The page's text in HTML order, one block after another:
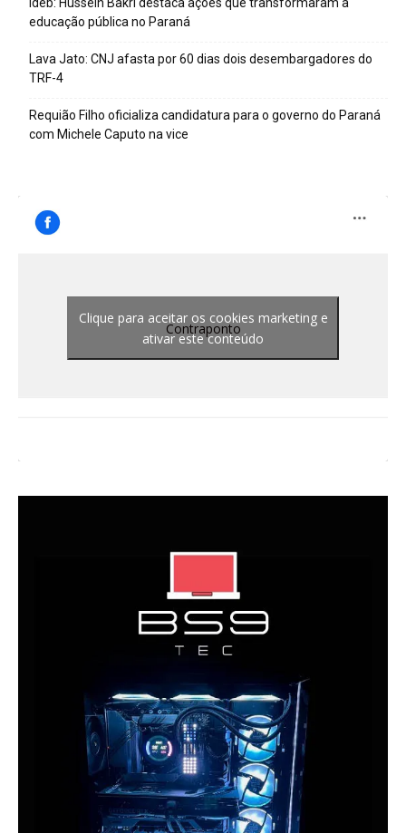
educação pública no Paraná
Lava Jato: CNJ afasta por 60 dias dois desembargadores do
TRF-4
Requião Filho oficializa candidatura para o governo do Paraná
com Michele Caputo na vice
Contraponto
Clique para aceitar os cookies marketing e
ativar este conteúdo